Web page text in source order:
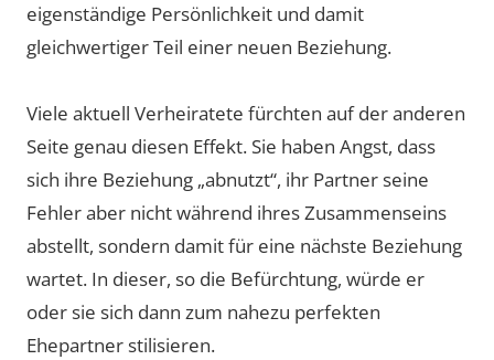
eigenständige Persönlichkeit und damit
gleichwertiger Teil einer neuen Beziehung.
Viele aktuell Verheiratete fürchten auf der anderen
Seite genau diesen Effekt. Sie haben Angst, dass
sich ihre Beziehung „abnutzt“, ihr Partner seine
Fehler aber nicht während ihres Zusammenseins
abstellt, sondern damit für eine nächste Beziehung
wartet. In dieser, so die Befürchtung, würde er
oder sie sich dann zum nahezu perfekten
Ehepartner stilisieren.